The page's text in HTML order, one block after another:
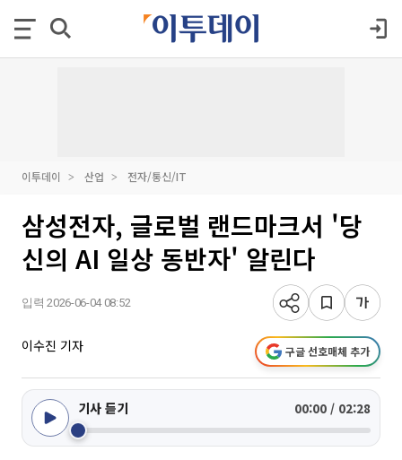
이투데이 산업 전자/통신/IT
삼성전자, 글로벌 랜드마크서 '당
신의 AI 일상 동반자' 알린다
입력 2026-06-04 08:52
이수진 기자 구글 선호매체 추가
기사 듣기 00:00 / 02:28